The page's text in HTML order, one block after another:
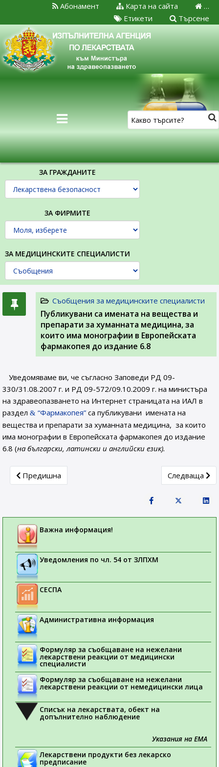
…
Карта на сайта
Абонамент
Търсене
Етикети
ЗА ГРАЖДАНИТЕ
ЗА ФИРМИТЕ
ЗА МЕДИЦИНСКИТЕ СПЕЦИАЛИСТИ
Съобщения за медицинските специалисти
Публикувани са имената на вещества и
препарати за хуманната медицина, за
които има монографии в Европейската
фармакопея до издание 6.8
Уведомяваме ви, че съгласно Заповеди РД 09-
330/31.08.2007 г. и РД 09-572/09.10.2009 г. на министъра
на здравеопазването на Интернет страницата на ИАЛ в
раздел
“Фармакопея” са публикувани имената на
вещества и препарати за хуманната медицина, за които
има монографии в Европейската фармакопея до издание
6.8 (на български, латински и английски език).
Previous article: Важна информация за безопасност за
Предишна Next article:
Следваща
Важна информация!
Уведомления по чл. 54 от ЗЛПХМ
СЕСПА
Административна информация
Формуляр за съобщаване на нежелани
лекарствени реакции от медицински
специалисти
Формуляр за съобщаване на нежелани
лекарствени реакции от немедицински лица
Списък на лекарствата, обект на
допълнително наблюдение
Указания на ЕМА
Лекарствени продукти без лекарско
предписание